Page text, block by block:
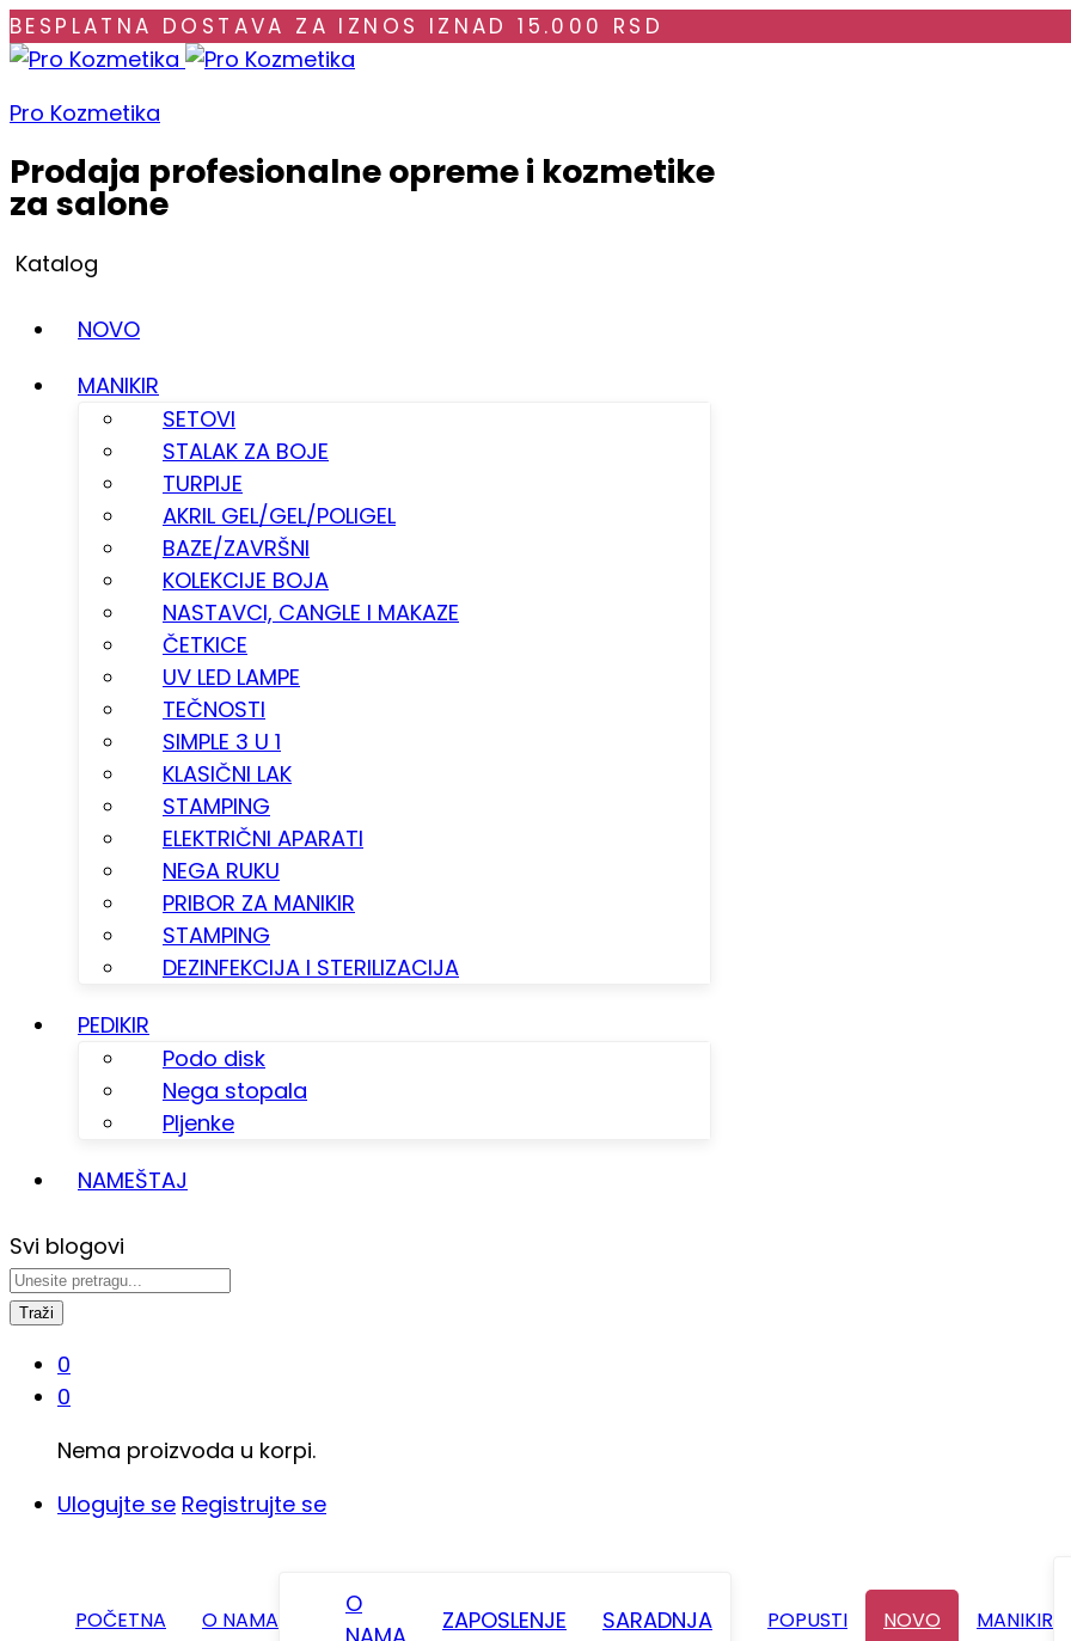
BESPLATNA DOSTAVA ZA IZNOS IZNAD 15.000 RSD
Pro Kozmetika
Prodaja profesionalne opreme i kozmetike
za salone
Katalog
NOVO
MANIKIR
SETOVI
STALAK ZA BOJE
TURPIJE
AKRIL GEL/GEL/POLIGEL
BAZE/ZAVRŠNI
KOLEKCIJE BOJA
NASTAVCI, CANGLE I MAKAZE
ČETKICE
UV LED LAMPE
TEČNOSTI
SIMPLE 3 U 1
KLASIČNI LAK
STAMPING
ELEKTRIČNI APARATI
NEGA RUKU
PRIBOR ZA MANIKIR
STAMPING
DEZINFEKCIJA I STERILIZACIJA
PEDIKIR
Podo disk
Nega stopala
Pljenke
NAMEŠTAJ
Svi blogovi
Traži
0
0
Nema proizvoda u korpi.
Ulogujte se Registrujte se
POČETNA O NAMA
O
ZAPOSLENJE SARADNJA POPUSTI NOVO MANIKIR